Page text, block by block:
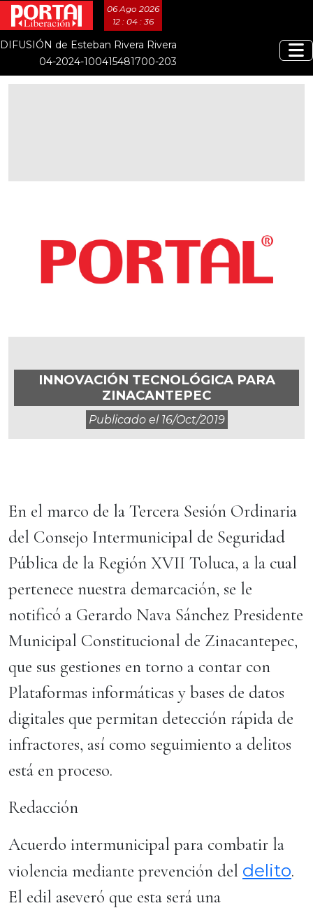
06 Ago 2026
12 : 04 : 37
DIFUSIÓN de Esteban Rivera Rivera
04-2024-100415481700-203
INNOVACIÓN TECNOLÓGICA PARA
ZINACANTEPEC
Publicado el 16/oct/2019
En el marco de la Tercera Sesión Ordinaria
del Consejo Intermunicipal de Seguridad
Pública de la Región XVII Toluca, a la cual
pertenece nuestra demarcación, se le
notificó a Gerardo Nava Sánchez Presidente
Municipal Constitucional de Zinacantepec,
que sus gestiones en torno a contar con
Plataformas informáticas y bases de datos
digitales que permitan detección rápida de
infractores, así como seguimiento a delitos
está en proceso.
Redacción
Acuerdo intermunicipal para combatir la
violencia mediante prevención del delito.
El edil aseveró que esta será una